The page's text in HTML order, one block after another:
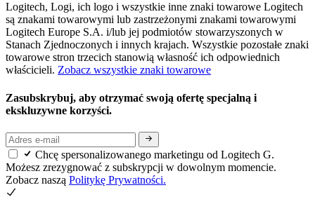
Logitech, Logi, ich logo i wszystkie inne znaki towarowe Logitech
są znakami towarowymi lub zastrzeżonymi znakami towarowymi
Logitech Europe S.A. i/lub jej podmiotów stowarzyszonych w
Stanach Zjednoczonych i innych krajach. Wszystkie pozostałe znaki
towarowe stron trzecich stanowią własność ich odpowiednich
właścicieli. Zobacz wszystkie znaki towarowe
Zasubskrybuj, aby otrzymać swoją ofertę specjalną i
ekskluzywne korzyści.
Chcę spersonalizowanego marketingu od Logitech G.
Możesz zrezygnować z subskrypcji w dowolnym momencie.
Zobacz naszą Politykę Prywatności.